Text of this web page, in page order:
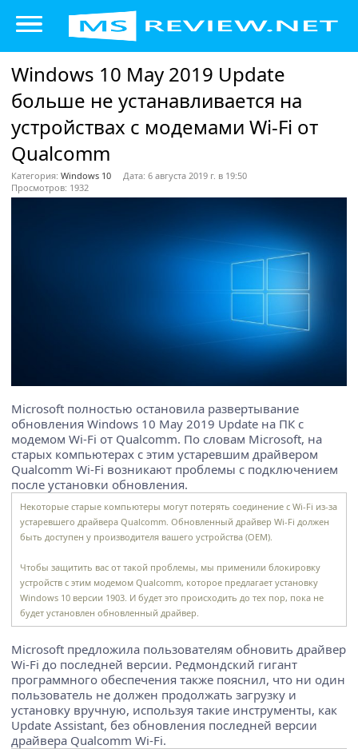
Windows 10 May 2019 Update
больше не устанавливается на
устройствах с модемами Wi-Fi от
Qualcomm
Категория: Windows 10
Дата: 6 августа 2019 г. в 19:50
Просмотров: 1932
Microsoft полностью остановила развертывание
обновления Windows 10 May 2019 Update на ПК с
модемом Wi-Fi от Qualcomm. По словам Microsoft, на
старых компьютерах с этим устаревшим драйвером
Qualcomm Wi-Fi возникают проблемы с подключением
после установки обновления.
Некоторые старые компьютеры могут потерять соединение с Wi-Fi из-за
устаревшего драйвера Qualcomm. Обновленный драйвер Wi-Fi должен
быть доступен у производителя вашего устройства (OEM).
Чтобы защитить вас от такой проблемы, мы применили блокировку
устройств с этим модемом Qualcomm, которое предлагает установку
Windows 10 версии 1903. И будет это происходить до тех пор, пока не
будет установлен обновленный драйвер.
Microsoft предложила пользователям обновить драйвер
Wi-Fi до последней версии. Редмондский гигант
программного обеспечения также пояснил, что ни один
пользователь не должен продолжать загрузку и
установку вручную, используя такие инструменты, как
Update Assistant, без обновления последней версии
драйвера Qualcomm Wi-Fi.